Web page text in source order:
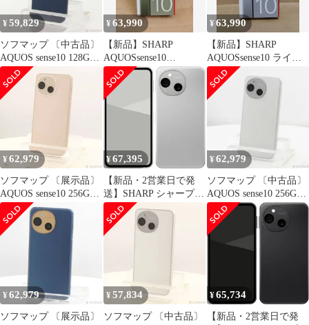
¥59,829
ソフマップ 〔中古品〕
AQUOS sense10 128GB
デニムネイビー SH-
M33 SIMフリー【305】
¥63,990
【新品】SHARP
AQUOSsense10
8GB/256GB カーキグリ
ーン
¥63,990
【新品】SHARP
AQUOSsense10 ライト
シルバー 8GB/256GB
¥62,979
ソフマップ 〔展示品〕
AQUOS sense10 256GB
ペールピンク SH-M33
SIMフリー【269】
¥67,395
【新品・2営業日で発
送】SHARP シャープ
スマホ sense10 SH-M33
256GB ライトシルバー
¥62,979
ソフマップ 〔中古品〕
AQUOS sense10 256GB
ライトシルバー SH-
M33 SIMフリー【371】
¥62,979
ソフマップ 〔展示品〕
¥57,834
ソフマップ 〔中古品〕
¥65,734
【新品・2営業日で発